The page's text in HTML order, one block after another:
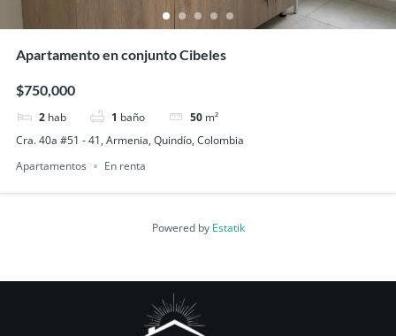
Apartamento en conjunto Cibeles
$750,000
2 hab 1 baño 50 m²
Cra. 40a #51 - 41, Armenia, Quindío, Colombia
Apartamentos
En renta
Powered by Estatik